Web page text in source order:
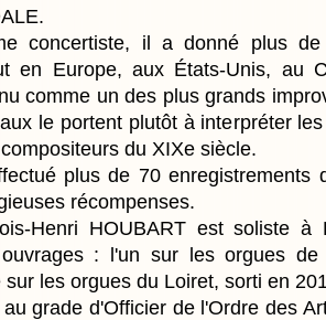
concertiste, il a donné plus
en Europe, aux États-Unis, au
comme un des plus grands
le portent plutôt à interpréter
du XIXe siècle.
plus de 70 enregistrements
récompenses.
Henri HOUBART est soliste à
: l'un sur les orgues de
sur les orgues du Loiret, sorti en
au grade d'Officier de l'Ordre des